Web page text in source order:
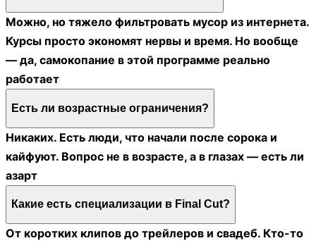
Можно, но тяжело фильтровать мусор из интернета.
Курсы просто экономят нервы и время. Но вообще
— да, самокопание в этой программе реально
работает
Есть ли возрастные ограничения?
Никаких. Есть люди, что начали после сорока и
кайфуют. Вопрос не в возрасте, а в глазах — есть ли
азарт
Какие есть специализации в Final Cut?
От коротких клипов до трейлеров и свадеб. Кто-то